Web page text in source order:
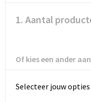
1. Aantal
Of kies een ander
Selecteer jouw